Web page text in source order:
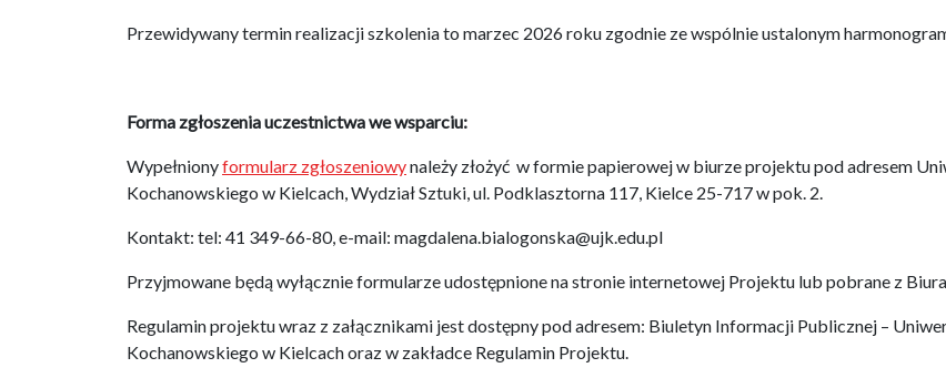
Przewidywany termin realizacji szkolenia to marzec 2026 roku zgodnie ze wspólnie ustalonym
Forma zgłoszenia uczestnictwa we wsparciu:
Wypełnionyformularz zgłoszeniowynależy złożyć w formie papierowej w biurze projektu pod adresem
Kochanowskiego w Kielcach, Wydział Sztuki, ul. Podklasztorna 117, Kielce 25-717 w pok. 2.
Kontakt: tel: 41 349-66-80, e-mail: magdalena.bialogonska@ujk.edu.pl
Przyjmowane będą wyłącznie formularze udostępnione na stronie internetowej Projektu lub pobrane z
Regulamin projektu wraz z załącznikami jest dostępny pod adresem: Biuletyn Informacji Publicznej –
Kochanowskiego w Kielcach oraz w zakładce Regulamin Projektu.